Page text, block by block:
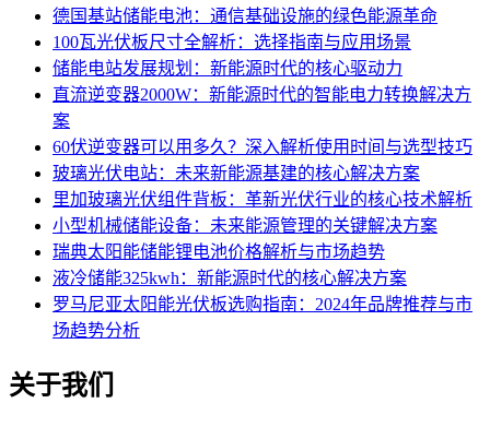
德国基站储能电池：通信基础设施的绿色能源革命
100瓦光伏板尺寸全解析：选择指南与应用场景
储能电站发展规划：新能源时代的核心驱动力
直流逆变器2000W：新能源时代的智能电力转换解决方
案
60伏逆变器可以用多久？深入解析使用时间与选型技巧
玻璃光伏电站：未来新能源基建的核心解决方案
里加玻璃光伏组件背板：革新光伏行业的核心技术解析
小型机械储能设备：未来能源管理的关键解决方案
瑞典太阳能储能锂电池价格解析与市场趋势
液冷储能325kwh：新能源时代的核心解决方案
罗马尼亚太阳能光伏板选购指南：2024年品牌推荐与市
场趋势分析
关于我们